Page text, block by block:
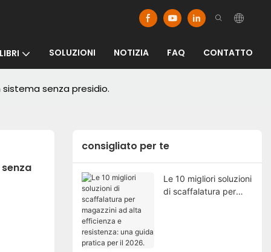
LIBRI SOLUZIONI NOTIZIA FAQ CONTATTO
senza presidio.
consigliato per te
Le 10 migliori soluzioni
di scaffalatura per